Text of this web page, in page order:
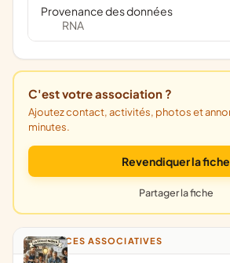
Provenance des données
RNA
C'est votre association ?
Ajoutez contact, activités, photos et annonces. Gratuit, en 5
minutes.
Revendiquer la fiche
Partager la fiche
ANNONCES ASSOCIATIVES